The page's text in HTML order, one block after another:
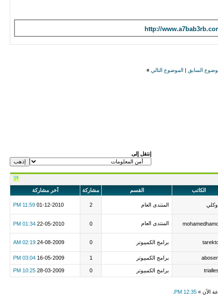
http://
السابق الموضوع التالي »
إنتقل إلى
الكاتب القسم مشاركة آخر مشاركة
المنتدى العام 2
01-12-2010
11:59 PM
المنتدى العام 0
22-05-2010
01:34 PM
برامج الكمبيوتر 0
24-08-2009
02:19 AM
برامج الكمبيوتر 1
16-05-2009
03:04 PM
برامج الكمبيوتر 0
28-03-2009
10:25 PM
الآن » 12:35 PM